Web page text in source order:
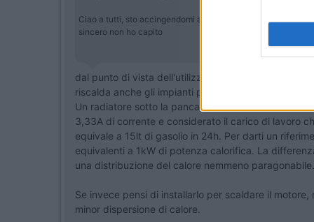
Ciao a tutti, sto accingendomi ad installare un webasto per
sincero non ho capito
dal punto di vista dell'utilizzo per scaldare la
riscalda anche gli impianti per prevenirne il
Un radiatore sotto la panca è un riscaldamento
3,33A di corrente e considerato il carico di lavoro
equivale a 15lt di gasolio in 24h. Per darti un
equivalenti a 1kW di potenza calorifica. La
una distribuzione del calore nemmeno
Se invece pensi di installarlo per scaldare il
minor dispersione di calore.